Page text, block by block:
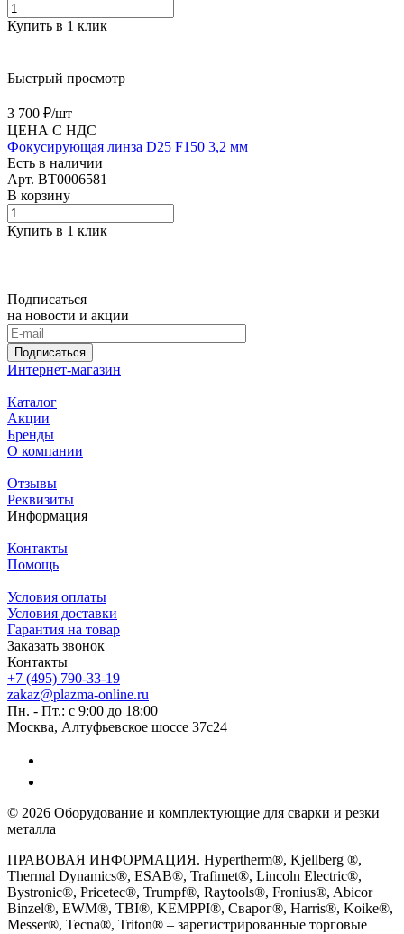
Купить в 1 клик
Быстрый просмотр
3 700 ₽/шт
ЦЕНА С НДС
Фокусирующая линза D25 F150 3,2 мм
Есть в наличии
Арт. BT0006581
В корзину
Купить в 1 клик
Подписаться
на новости и акции
Подписаться
Интернет-магазин
Каталог
Акции
Бренды
О компании
Отзывы
Реквизиты
Информация
Контакты
Помощь
Условия оплаты
Условия доставки
Гарантия на товар
Заказать звонок
Контакты
+7 (495) 790-33-19
zakaz@plazma-online.ru
Пн. - Пт.: с 9:00 до 18:00
Москва, Алтуфьевское шоссе 37с24
© 2026 Оборудование и комплектующие для сварки и резки
металла
ПРАВОВАЯ ИНФОРМАЦИЯ. Hypertherm®, Kjellberg ®,
Thermal Dynamics®, ESAB®, Trafimet®, Lincoln Electric®,
Bystronic®, Pricetec®, Trumpf®, Raytools®, Fronius®, Abicor
Binzel®, EWM®, TBI®, KEMPPI®, Сварог®, Harris®, Koike®,
Messer®, Tecna®, Triton® – зарегистрированные торговые